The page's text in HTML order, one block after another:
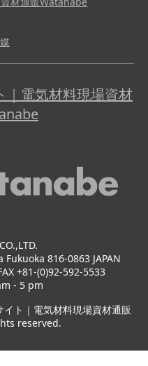
｜電気材料現場資材
816-0863 JAPAN
+81-(0)92-592-5533
- 5 pm
ト｜電気材料現場資材通販
reserved.